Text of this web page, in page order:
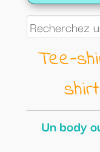
Tee-
Un body